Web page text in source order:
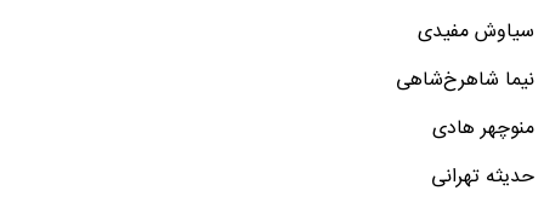
سیاوش مفیدی
نیما شاهرخ‌شاهی
منوچهر هادی
حدیثه تهرانی